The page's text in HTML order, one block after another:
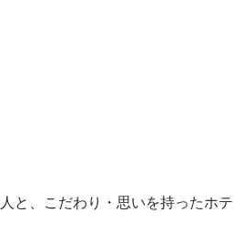
と、こだわり・思いを持ったホ